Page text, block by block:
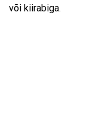
või kiirabiga.